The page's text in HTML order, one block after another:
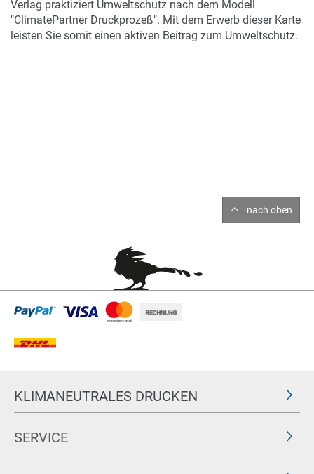
Verlag praktiziert Umweltschutz nach dem Modell
"ClimatePartner Druckprozeß". Mit dem Erwerb dieser Karte
leisten Sie somit einen aktiven Beitrag zum Umweltschutz.
nach oben
KLIMANEUTRALES DRUCKEN
SERVICE